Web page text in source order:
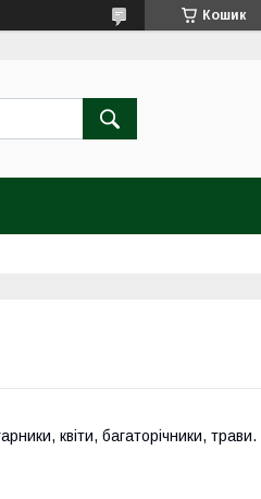
Кошик
квіти, багаторічники, трави.